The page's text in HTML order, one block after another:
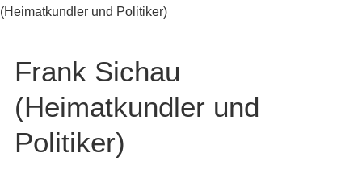
(Heimatkundler und Politiker)
Frank Sichau
(Heimatkundler und
Politiker)